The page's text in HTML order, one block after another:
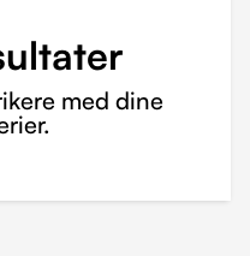
med dine